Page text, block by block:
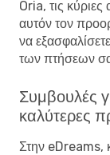
Oria, τις
αυτόν τον
να
των πτήσεων
Συμβουλές
καλύτερες
Στην eDreams,